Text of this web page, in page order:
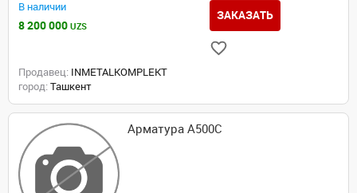
В наличии
8 200 000 UZS
ЗАКАЗАТЬ
Продавец: INMETALKOMPLEKT
город: Ташкент
Арматура А500С